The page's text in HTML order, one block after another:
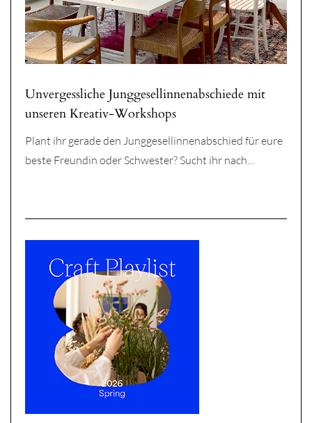
Unvergessliche Junggesellinnenabschiede mit
unseren Kreativ-Workshops
Plant ihr gerade den Junggesellinnenabschied für eure
beste Freundin oder Schwester? Sucht ihr nach…